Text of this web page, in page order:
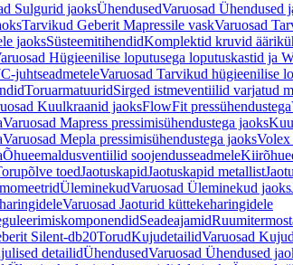
Sulgurid jaoksÜhendusedVaruosad Ühendused
Tarvikud Geberit Mapressile vaskVaruosad
jaoksSüsteemitihendidKomplektid kruvid
Hügieenilise loputusega loputuskastid ja
juhtseadmeteleVaruosad Tarvikud hügieenilise
ToruarmatuuridSirged istmeventiilid varjatud
Kuulkraanid jaoksFlowFit pressühendustega
Varuosad Mapress pressimisühendustega jaoks
Varuosad Mepla pressimisühendustega jaoksVolex
Õhueemaldusventiilid soojendusseadmele
toedJaotuskapidJaotuskapid metallist
ÜleminekudVaruosad Üleminekud jaoks
Varuosad Jaoturid küttekeharingidele
Seadeajamid
Silent-db20TorudKujudetailidVaruosad
detailidÜhendusedVaruosad Ühendused